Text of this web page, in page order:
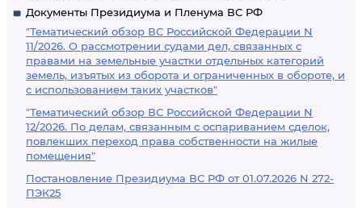
Документы Президиума и Пленума ВС РФ
"Тематический обзор ВС Российской Федерации N
11/2026. О рассмотрении судами дел, связанных с
правами на земельные участки отдельных категорий
земель, изъятых из оборота и ограниченных в обороте, и
с использованием таких участков"
"Тематический обзор ВС Российской Федерации N
12/2026. По делам, связанным с оспариванием сделок,
повлекших переход права собственности на жилые
помещения"
Постановление Президиума ВС РФ от 01.07.2026 N 272-
ПЭК25